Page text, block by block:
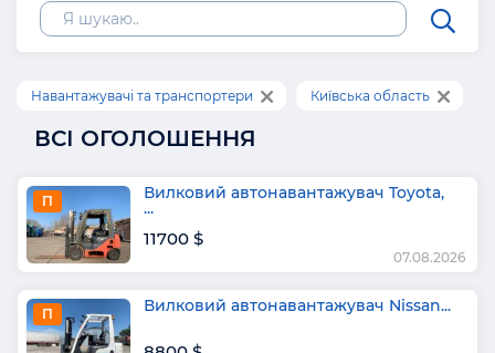
Навантажувачі та транспортери Київська область
ВСІ ОГОЛОШЕННЯ
П Вилковий автонавантажувач Toyota,
...
11700 $
07.08.2026
П Вилковий автонавантажувач Nissan...